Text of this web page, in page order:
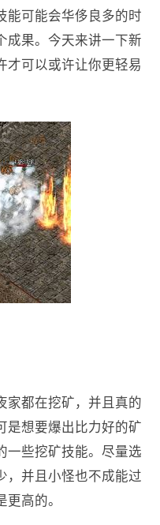
能可能会华侈良多的时
成果。今天来讲一下新
才可以或许让你更轻易
家都在挖矿，并且真的
是想要爆出比力好的矿
一些挖矿技能。尽量选
，并且小怪也不成能过
高的。